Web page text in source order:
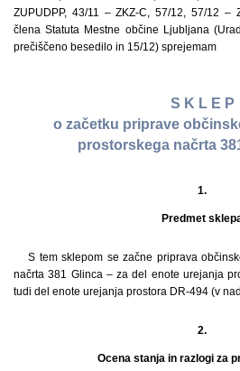
ZUPUDPP, 43/11 – ZKZ-C, 57/12, 57/12 –
člena Statuta Mestne občine Ljubljana
prečiščeno besedilo in 15/12) sprejemam
S K L E P
o začetku priprave
prostorskega načrta
1.
Predmet
S tem sklepom se začne priprava
načrta 381 Glinca – za del enote urejanja
tudi del enote urejanja prostora DR-494 (v
2.
Ocena stanja in razlogi za